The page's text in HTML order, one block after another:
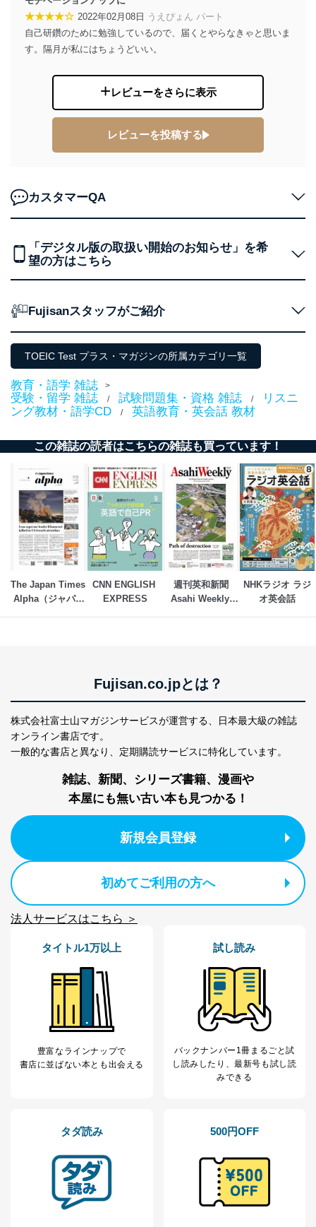
TEL：0570-200-223
FAX：03-5459-7073
e-mail：cs@fujisan.co.jp
改訂：2025年2月20日
代表取締役会長 西野 伸一郎
個人情報の取扱いについて
用・提供・管理いたします。
株式会社富士山マガジンサービス
代表取締役会長 西野 伸一郎
個人情報保護管理者: 経営管理グループディレクター 前
田 嘉也
２．利用目的
当社が取り扱う開示対象個人情報の利用目的は次のとお
りです。
1 ービス等をご利用
の方の個人情報
商品代金回収のため
ｅメール等による商品、サービ
ス、キャンペーン等の広告の案内
個人が特定できない形で取得した
析して、趣味・嗜好に
応じた新商品・サービスに関する
広告のため
2
当社にお問合わせ
いただいた方の個
人情報
お問い合わせ対応、トラブル対
処、オペレーター教育など応対品
質向上のため
3
当社カスタマーQ＆
カスタマーQ＆Aサイトの投稿内容
の確認のため
ｅメール等によるカスタマーQ＆A
サイトのサービス内容のご案内の
当社の従業者の個
人情報
人事、総務などの雇用管理等のた
め
6
パートナー（提携
企業）からの委託
により当社の
定期購読サービス
等をご利用の方の
個人情報
購入商品配送のため
た商品の発売元企業からのｅメー
ル等による商品、
サービス、キャンペーン等の広告
に関するご案内のため
SNS公式アカウン
トに登録された方
の個人情報
当社のサービス利用状況の把握お
よびその分析のため
処、オペレーター教育など応対品
ー等にて公表する利用目的達成の
※上記の利用目的のうちNo.1～5については保有個人デ
ータ（開示対象個人情報）の利用目的であり、下記4.の
なお、6、7については、パートナー（提携企業）様又は
各SNS運営会社様にご請求いただきますようお願い致し
ます。
３．個人情報の第三者提供について
当社は、取得した個人情報を適切に管理し､あらかじめ
ません。ただし、次の場合は除きます。
公衆衛生の向上または児童の健全な育成の推進のため
とが困難である場合。
国の機関もしくは地方公共団体またはその委託を受け
た者が法令の定める事務を遂行することに対して協力
する必要がある場合であって、本人の同意を得ること
により当該事務の遂行に支障を及ぼすおそれがあると
★★★★☆ 2022年02月08日 うえぴょん パート
自己研鑽のために勉強しているので、届くとやらなきゃと思いま
す。隔月が私にはちょうどいい。
レビューをさらに表示
レビューを投稿する
カスタマーQA
「デジタル版の取扱い開始のお知らせ」を希
望の方はこちら
Fujisanスタッフがご紹介
TOEIC Test プラス・マガジンの所属カテゴリ一覧
教育・語学 雑誌 >
受験・留学 雑誌 / 試験問題集・資格 雑誌 /
リスニ
ング教材・語学CD
/ 英語教育・英会話 教材
この雑誌の読者はこちらの雑誌も買っています！
The Japan Times
Alpha（ジャパン
CNN ENGLISH
EXPRESS
週刊英和新聞
Asahi Weekly
NHKラジオ ラジ
オ英会話
Fujisan.co.jpとは？
株式会社富士山マガジンサービスが運営する、
日本最大級の雑誌
オンライン書店です。
一般的な書店と異なり、 定期購読サービスに特化しています。
雑誌、新聞、シリーズ書籍、漫画や
本屋にも無い古い本も見つかる！
新規会員登録
初めてご利用の方へ
法人サービスはこちら ＞
タイトル1万以上
豊富なラインナップで
書店に並ばない本とも出会える
試し読み
バックナンバー1冊まるごと試
し読み したり、最新号も試し読
みできる
タダ読み 500円OFF